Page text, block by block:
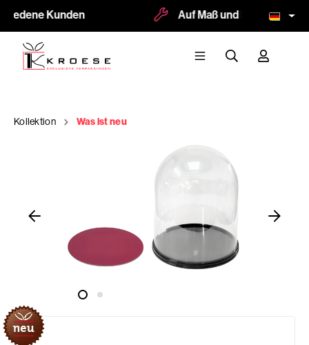
Kunden Auf Maß und Logodruck
Kollektion Was ist neu